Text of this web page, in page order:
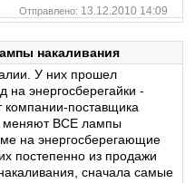
Отправлено: 13.12.2010 14:09
накаливания
У них прошел
на энергосберегайки -
компании-поставщика
меняют ВСЕ лампы
на энергосберегающие
постепенно из продажи
сначала самые